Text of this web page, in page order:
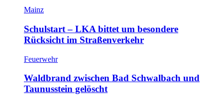
Mainz
Schulstart – LKA bittet um besondere
Rücksicht im Straßenverkehr
Feuerwehr
Waldbrand zwischen Bad Schwalbach und
Taunusstein gelöscht